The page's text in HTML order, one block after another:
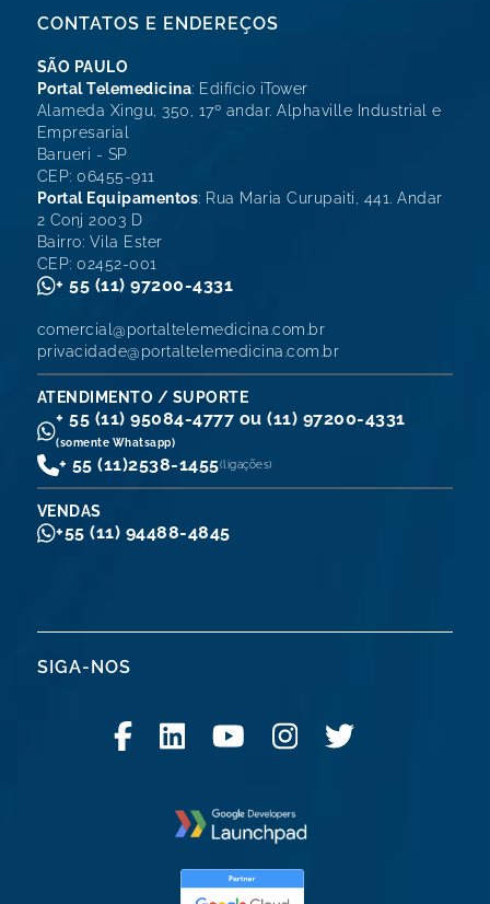
CONTATOS E ENDEREÇOS
SÃO PAULO
Portal Telemedicina: Edifício iTower
Alameda Xingu, 350, 17º andar. Alphaville Industrial e
Empresarial
Barueri - SP
CEP: 06455-911
Portal Equipamentos: Rua Maria Curupaiti, 441. Andar
2 Conj 2003 D
Bairro: Vila Ester
CEP: 02452-001
+ 55 (11) 97200-4331
comercial@portaltelemedicina.com.br
privacidade@portaltelemedicina.com.br
ATENDIMENTO / SUPORTE
+ 55 (11) 95084-4777 ou (11) 97200-4331
(somente Whatsapp)
+ 55 (11)2538-1455(ligações)
VENDAS
+55 (11) 94488-4845
SIGA-NOS